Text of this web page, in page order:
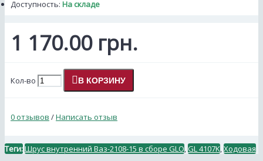
Доступность: На складе
1 170.00 грн.
Кол-во В КОРЗИНУ
0 отзывов /Написать отзыв
Теги:Шрус внутренний Ваз-2108-15 в сборе GLO GL 4107K Ходовая